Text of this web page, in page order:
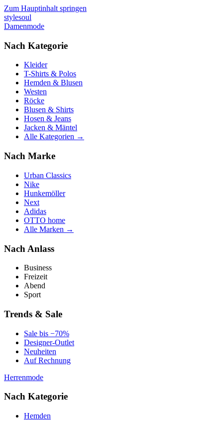
Zum Hauptinhalt springen
stylesoul
Damenmode
Nach Kategorie
Kleider
T-Shirts & Polos
Hemden & Blusen
Westen
Röcke
Blusen & Shirts
Hosen & Jeans
Jacken & Mäntel
Alle Kategorien →
Nach Marke
Urban Classics
Nike
Hunkemöller
Next
Adidas
OTTO home
Alle Marken →
Nach Anlass
Business
Freizeit
Abend
Sport
Trends & Sale
Sale bis −70%
Designer-Outlet
Neuheiten
Auf Rechnung
Herrenmode
Nach Kategorie
Hemden